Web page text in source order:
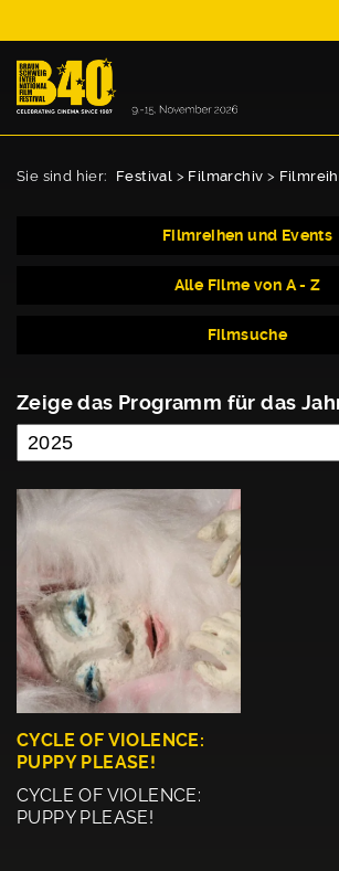
Sie sind hier: Festival > Filmarchiv >
Filmreihen und Events
Alle Filme von A - Z
Filmsuche
Zeige das Programm für das
CYCLE OF VIOLENCE:
PUPPY PLEASE!
CYCLE OF VIOLENCE:
PUPPY PLEASE!